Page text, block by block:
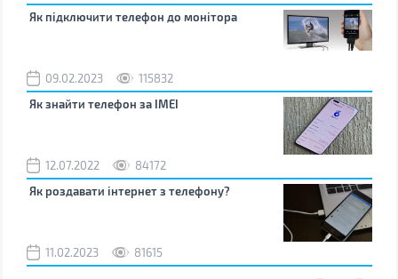
Як підключити телефон до монітора
09.02.2023
115832
Як знайти телефон за IMEI
12.07.2022
84172
Як роздавати інтернет з телефону?
11.02.2023 81615